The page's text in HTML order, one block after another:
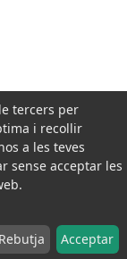
tercers per
i recollir
a les teves
sense acceptar les
Rebutja Acceptar